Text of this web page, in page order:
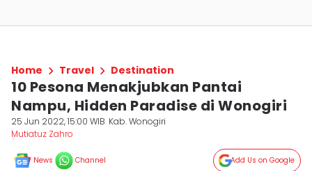
Home Travel Destination
10 Pesona Menakjubkan Pantai
Nampu, Hidden Paradise di Wonogiri
25 Jun 2022, 15:00 WIB Kab. Wonogiri
Mutiatuz Zahro
News Channel Add Us on Google